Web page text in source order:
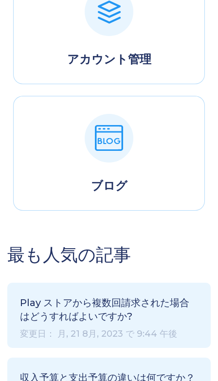
アカウント管理
ブログ
最も人気の記事
Play ストアから複数回請求さ​​れた場合
はどうすればよいですか?
変更日： 月, 21 8月, 2023 で 9:44 午後
収入予算と支出予算の違いは何ですか？